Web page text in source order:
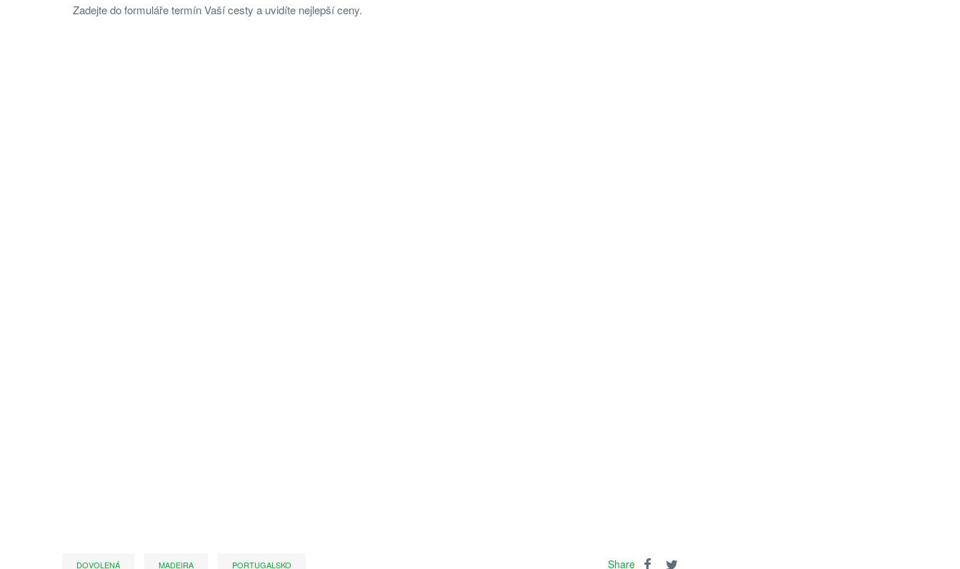
Zadejte do formuláře termín Vaší cesty a uvidíte nejlepší ceny.
DOVOLENÁ MADEIRA PORTUGALSKO Share